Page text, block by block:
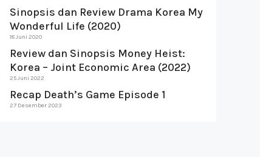
Sinopsis dan Review Drama Korea My
Wonderful Life (2020)
18 Juni 2020
Review dan Sinopsis Money Heist:
Korea – Joint Economic Area (2022)
25 Juni 2022
Recap Death’s Game Episode 1
27 Desember 2023